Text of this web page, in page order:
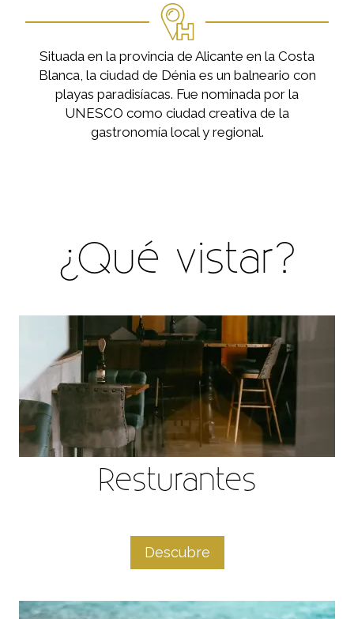
Situada en la provincia de Alicante en la Costa
Blanca, la ciudad de Dénia es un balneario con
playas paradisíacas. Fue nominada por la
UNESCO como ciudad creativa de la
gastronomía local y regional.
¿Qué vistar?
Resturantes
Descubre